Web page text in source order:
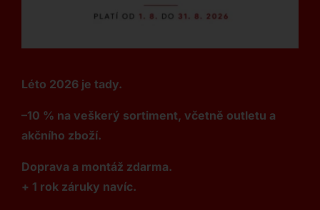
Léto 2026 je tady.
–10 % na veškerý sortiment, včetně outletu a
akčního zboží.
Doprava a montáž zdarma.
+ 1 rok záruky navíc.